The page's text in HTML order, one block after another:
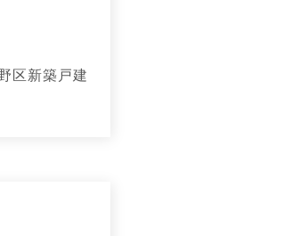
区新築戸建